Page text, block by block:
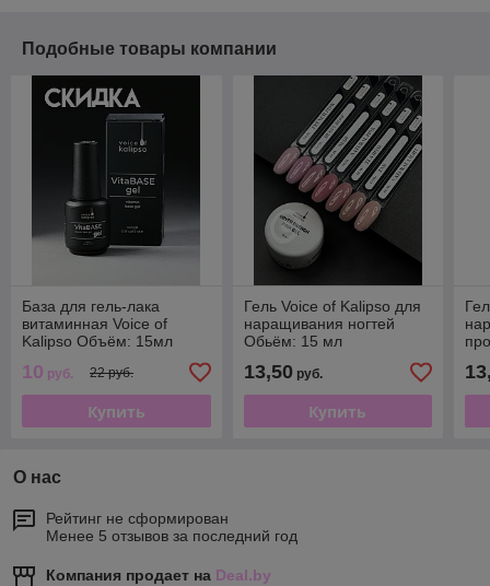
Подобные товары компании
База для гель-лака
витаминная Voice of
Kalipso Объём: 15мл
10 руб. 22 руб.
Купить
Гель Voice of Kalipso для
наращивания ногтей
Обьём: 15 мл
13,50руб.
Купить
О нас
Рейтинг не сформирован
Менее 5 отзывов за последний год
Компания продает на Deal.by